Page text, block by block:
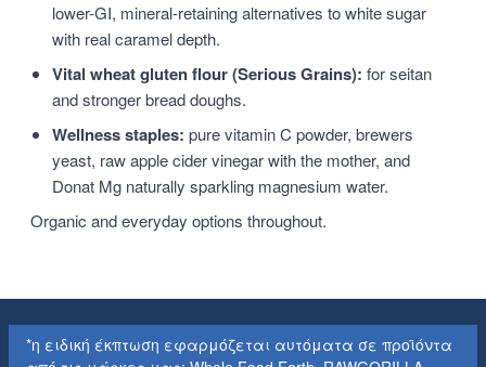
lower-GI, mineral-retaining alternatives to white sugar
with real caramel depth.
Vital wheat gluten flour (Serious Grains): for seitan
and stronger bread doughs.
Wellness staples: pure vitamin C powder, brewers
yeast, raw apple cider vinegar with the mother, and
Donat Mg naturally sparkling magnesium water.
Organic and everyday options throughout.
*η ειδική έκπτωση εφαρμόζεται αυτόματα σε προϊόντα